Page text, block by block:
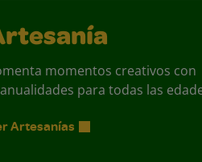
momentos creativos con
para todas las
Artesanías